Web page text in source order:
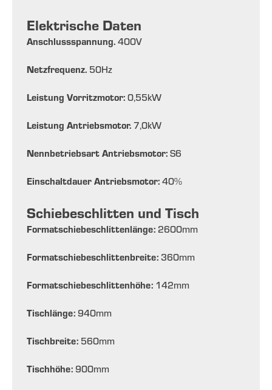
Elektrische Daten
Anschlussspannung. 400V
Netzfrequenz. 50Hz
Leistung Vorritzmotor: 0,55kW
Leistung Antriebsmotor. 7,0kW
Nennbetriebsart Antriebsmotor: S6
Einschaltdauer Antriebsmotor: 40%
Schiebeschlitten und Tisch
Formatschiebeschlittenlänge: 2600mm
Formatschiebeschlittenbreite: 360mm
Formatschiebeschlittenhöhe: 142mm
Tischlänge: 940mm
Tischbreite: 560mm
Tischhöhe: 900mm